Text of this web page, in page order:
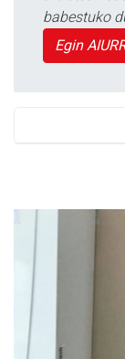
babestuko
Egin